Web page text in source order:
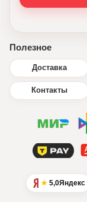
Полезное
Доставка
Контакты
5,0Яндекс